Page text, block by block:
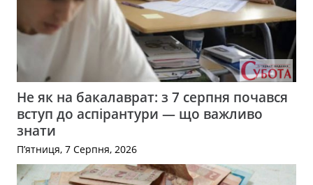
Не як на бакалаврат: з 7 серпня почався
вступ до аспірантури — що важливо
знати
П’ятниця, 7 Серпня, 2026